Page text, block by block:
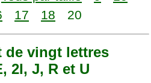
17 18 20
de vingt lettres
2I, J, R et U